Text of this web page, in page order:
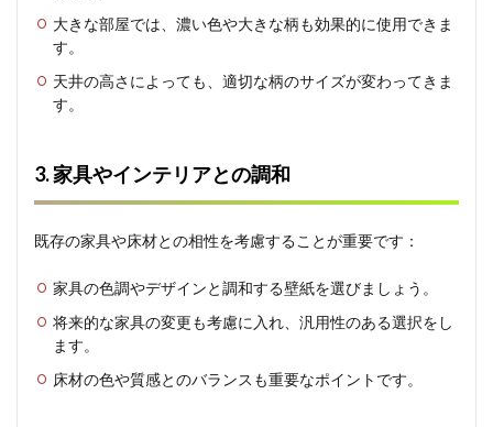
大きな部屋では、濃い色や大きな柄も効果的に使用できま
す。
天井の高さによっても、適切な柄のサイズが変わってきま
す。
3. 家具やインテリアとの調和
既存の家具や床材との相性を考慮することが重要です：
家具の色調やデザインと調和する壁紙を選びましょう。
将来的な家具の変更も考慮に入れ、汎用性のある選択をし
ます。
床材の色や質感とのバランスも重要なポイントです。